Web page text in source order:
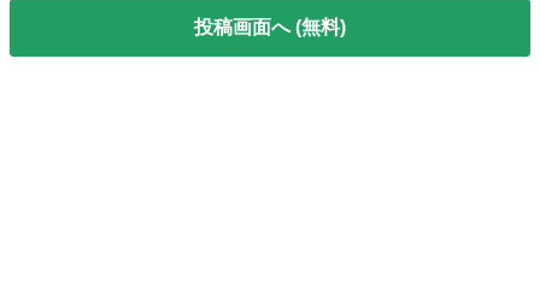
投稿画面へ (無料)